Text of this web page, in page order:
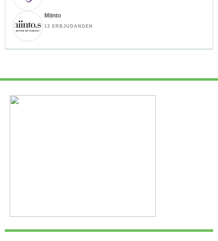
Miinto
13 ERBJUDANDEN